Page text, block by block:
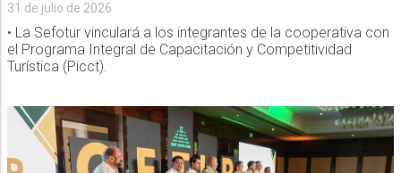
31 de julio de 2026
• La Sefotur vinculará a los integrantes de la cooperativa con
el Programa Integral de Capacitación y Competitividad
Turística (Picct).